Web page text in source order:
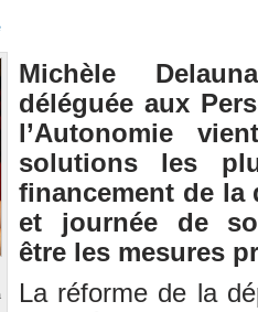
Michèle
déléguée aux
l’Autonomie
solutions les
financement de la
et journée de
être les mesures
La réforme de la